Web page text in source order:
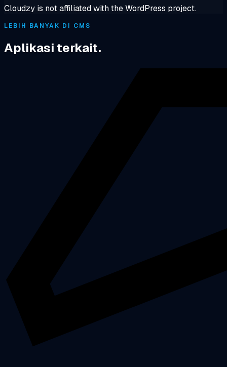
Cloudzy is not affiliated with the WordPress project.
LEBIH BANYAK DI CMS
Aplikasi terkait.